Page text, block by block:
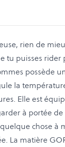
rien de
tu puisses
possède
la
Elle est
à portée
chose à
La matière